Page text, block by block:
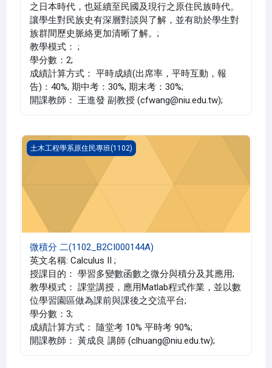
之日本時代，也延續至民國及現行之原住民族時代。
讓學生對民族史有深層對談與了解，並有助於學生對
族群間歷史脈絡更加清晰了解。;
教學模式： ;
學分數：2;
成績計算方式： 平時成績(出席率，平時互動，報
告)：40%, 期中考：30%, 期末考：30%;
開課教師： 王進發 副教授 (cfwang@niu.edu.tw);
微積分 二(1102_B2CI000144A)
土木工程學系原住民專班(1102)
微積分 二(1102_B2CI000144A)
英文名稱: Calculus II ;
授課目的： 學習多變數函數之微分與積分及其應用;
教學模式： 課堂講授，應用Matlab程式作業，並以數
位學習園區做為課前與課後之交流平台;
學分數：3;
成績計算方式： 隨堂考 10% 平時考 90%;
開課教師： 黃成良 講師 (clhuang@niu.edu.tw);